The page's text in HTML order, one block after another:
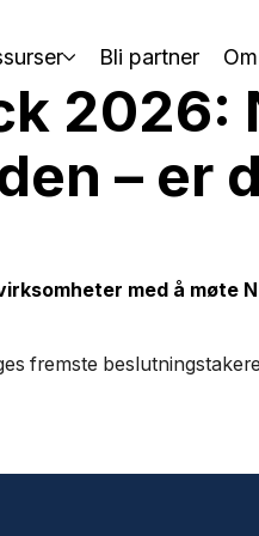
Bli partner
2026:
– er
med å møte
fremste